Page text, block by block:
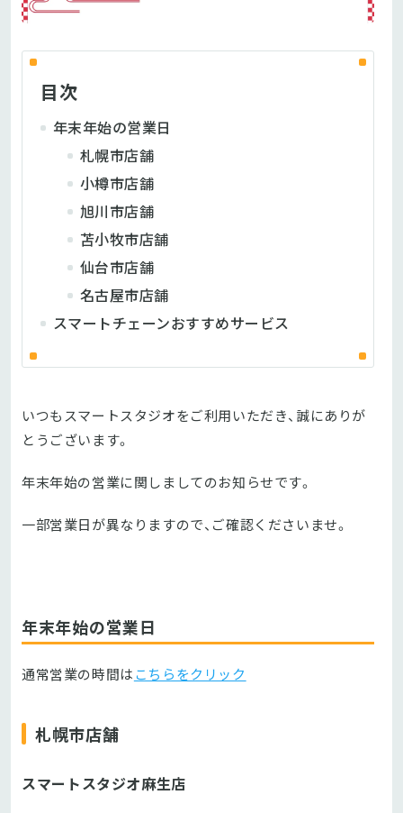
目次
年末年始の営業日
札幌市店舗
小樽市店舗
旭川市店舗
苫小牧市店舗
仙台市店舗
名古屋市店舗
スマートチェーンおすすめサービス
いつもスマートスタジオをご利用いただき、誠にありが
とうございます。
年末年始の営業に関しましてのお知らせです。
一部営業日が異なりますので、ご確認くださいませ。
年末年始の営業日
通常営業の時間はこちらをクリック
札幌市店舗
スマートスタジオ麻生店